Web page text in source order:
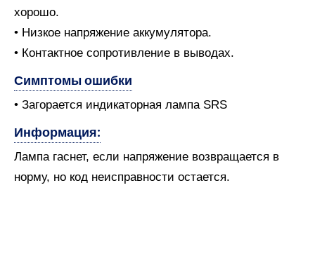
хорошо.
• Низкое напряжение аккумулятора.
• Контактное сопротивление в выводах.
Симптомы ошибки
• Загорается индикаторная лампа SRS
Информация:
Лампа гаснет, если напряжение возвращается в
норму, но код неисправности остается.